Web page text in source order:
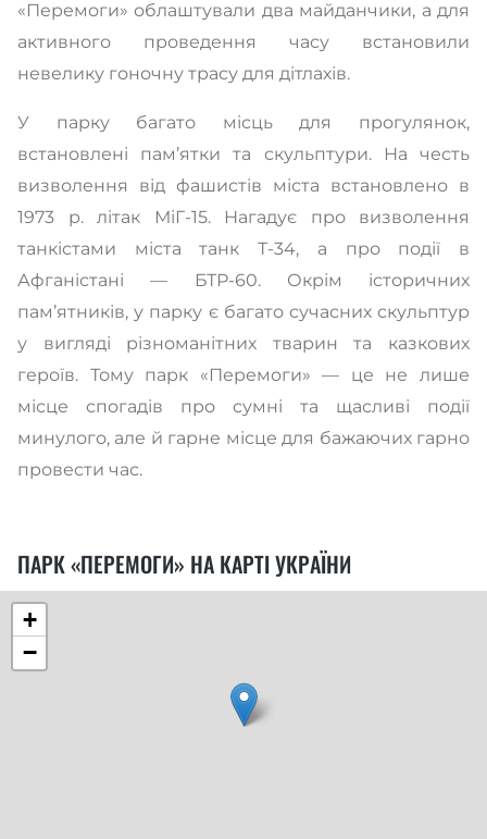
«Перемоги» облаштували два майданчики, а для
активного проведення часу встановили
невелику гоночну трасу для дітлахів.
У парку багато місць для прогулянок,
встановлені пам’ятки та скульптури. На честь
визволення від фашистів міста встановлено в
1973 р. літак МіГ-15. Нагадує про визволення
танкістами міста танк Т-34, а про події в
Афганістані — БТР-60. Окрім історичних
пам’ятників, у парку є багато сучасних скульптур
у вигляді різноманітних тварин та казкових
героїв. Тому парк «Перемоги» — це не лише
місце спогадів про сумні та щасливі події
минулого, але й гарне місце для бажаючих гарно
провести час.
ПАРК «ПЕРЕМОГИ» НА КАРТІ УКРАЇНИ
+
−